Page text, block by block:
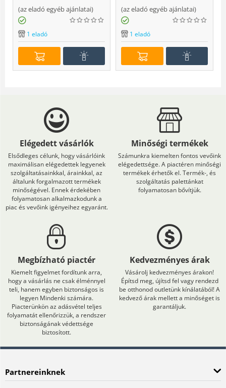
(az eladó egyéb ajánlatai)
1 eladó
(az eladó egyéb ajánlatai)
1 eladó
Elégedett vásárlók
Elsődleges célunk, hogy vásárlóink
maximálisan elégedettek legyenek
szolgáltatásainkkal, árainkkal, az
általunk forgalmazott termékek
minőségével. Ennek érdekében
folyamatosan alkalmazkodunk a
piac és vevőink igényeihez egyaránt.
Minőségi termékek
Számunkra kiemelten fontos vevőink
elégedettsége. A piactéren minőségi
termékek érhetők el. Termék-, és
szolgáltatás palettánkat
folyamatosan bővítjük.
Megbízható piactér
Kiemelt figyelmet fordítunk arra,
hogy a vásárlás ne csak élménnyel
teli, hanem egyben biztonságos is
legyen Mindenki számára.
Piacterünkön az adásvétel teljes
folyamatát ellenőrizzük, a rendszer
biztonságának védettsége
biztosított.
Kedvezményes árak
Vásárolj kedvezményes árakon!
Építsd meg, újítsd fel vagy rendezd
be otthonod outletünk kínálatából! A
kedvező árak mellett a minőséget is
garantáljuk.
Partnereinknek